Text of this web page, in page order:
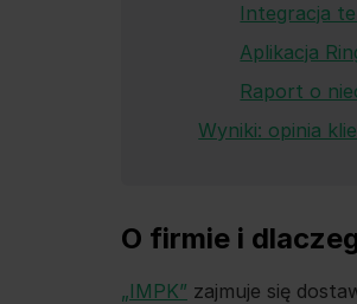
Integracja
Aplikacja
Raport o
Wyniki: opinia
O firmie i
„IMPK” zajmuje się